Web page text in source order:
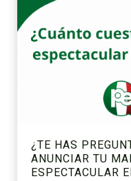
¿TE HAS
ANUNCIAR TU
ESPECTACULAR